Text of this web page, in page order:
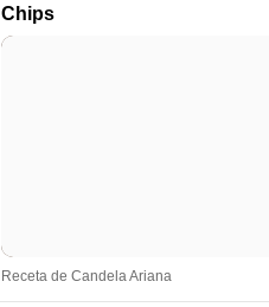
Chips
Receta de Candela Ariana